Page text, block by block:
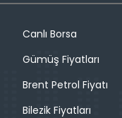
Canlı Borsa
Gümüş Fiyatları
Brent Petrol Fiyatı
Bilezik Fiyatları